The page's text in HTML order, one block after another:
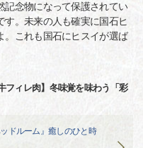
記念物になって保護されてい
。未来の人も確実に国石ヒ
。これも国石にヒスイが選ば
フィレ肉】冬味覚を味わう「彩
ドルーム』癒しのひと時